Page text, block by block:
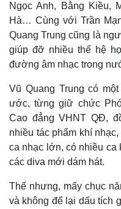
Ngọc Anh, Bằng Kiều,
Hà… Cùng với Trần
Quang Trung cũng là
giúp đỡ nhiều thế hệ
đường âm nhạc trong
Vũ Quang Trung có
ước, từng giữ chức
Cao đẳng VHNT QĐ,
nhiều tác phẩm khí
ca nhạc lớn, có nhiều
các diva mới dám hát.
Thế nhưng, mấy chục
và không để lại dấu tích